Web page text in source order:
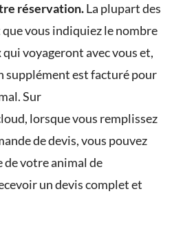
réservation.La plupart des
vous indiquiez le nombre
qui voyageront avec vous et,
supplément est facturé pour
Sur
lorsque vous remplissez
de devis, vous pouvez
de votre animal de
un devis complet et